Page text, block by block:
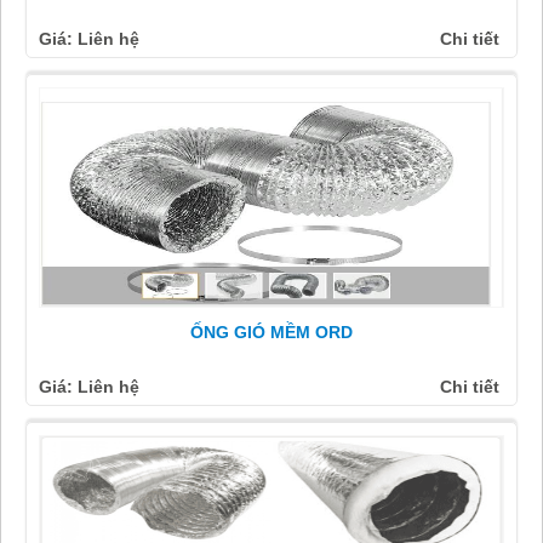
Giá: Liên hệ Chi tiết
ỐNG GIÓ MỀM ORD
Giá: Liên hệ Chi tiết